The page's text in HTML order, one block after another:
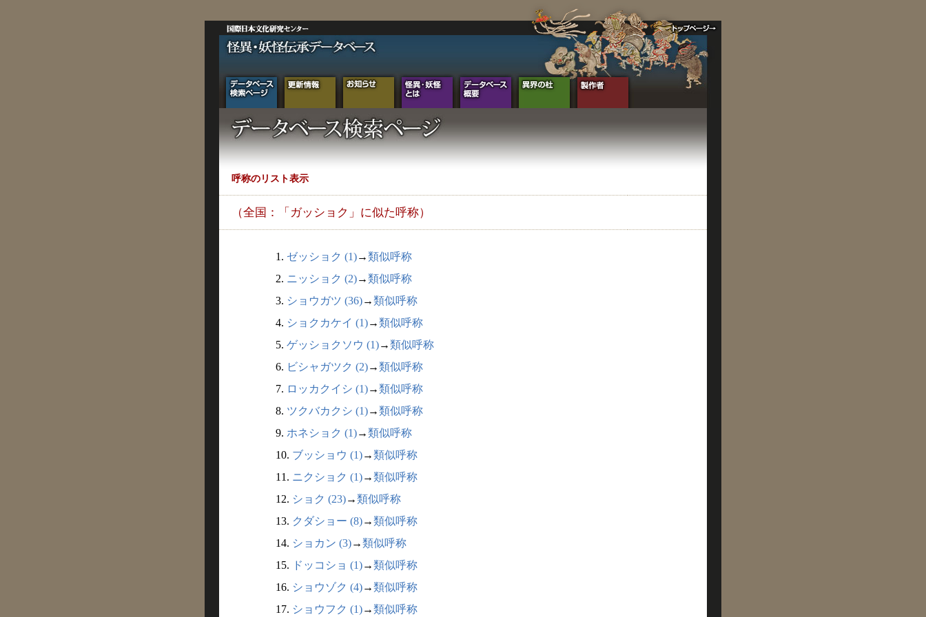
呼称のリスト表示
（全国：「ガッショク」に似た呼称）
1. ゼッショク (1)→類似呼称
2. ニッショク (2)→類似呼称
3. ショウガツ (36)→類似呼称
4. ショクカケイ (1)→類似呼称
5. ゲッショクソウ (1)→類似呼称
6. ビシャガツク (2)→類似呼称
7. ロッカクイシ (1)→類似呼称
8. ツクバカクシ (1)→類似呼称
9. ホネショク (1)→類似呼称
10. ブッショウ (1)→類似呼称
11. ニクショク (1)→類似呼称
12. ショク (23)→類似呼称
13. クダショー (8)→類似呼称
14. ショカン (3)→類似呼称
15. ドッコショ (1)→類似呼称
16. ショウゾク (4)→類似呼称
17. ショウフク (1)→類似呼称